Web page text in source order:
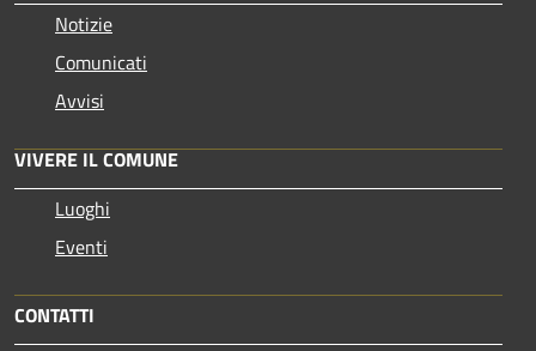
Notizie
Comunicati
Avvisi
VIVERE IL COMUNE
Luoghi
Eventi
CONTATTI